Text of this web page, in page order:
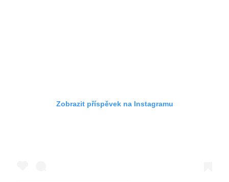
Zobrazit příspěvek na Instagramu